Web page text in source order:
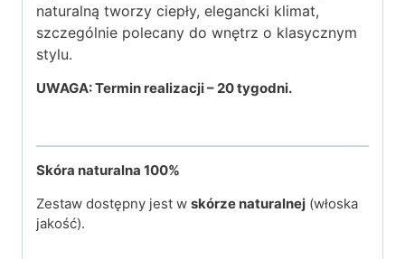
naturalną tworzy ciepły, elegancki klimat,
szczególnie polecany do wnętrz o klasycznym
stylu.
UWAGA: Termin realizacji – 20 tygodni.
Skóra naturalna 100%
Zestaw dostępny jest w skórze naturalnej (włoska
jakość).